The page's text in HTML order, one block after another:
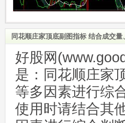
同花顺庄家顶底副图指标 结合成交
好股网
是：同花顺庄家
等多因素进行综
使用时请结合其